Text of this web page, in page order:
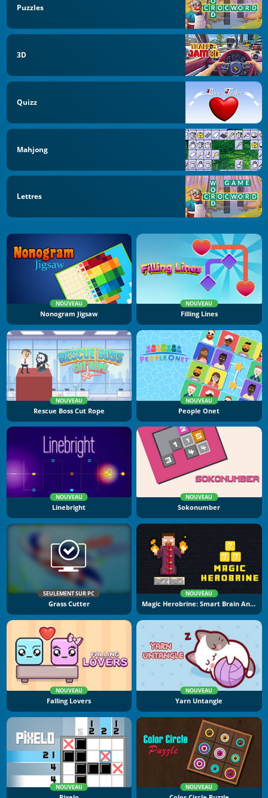
Puzzles
3D
Quizz
Mahjong
Lettres
NOUVEAU
Nonogram Jigsaw
NOUVEAU
Filling Lines
NOUVEAU
Rescue Boss Cut Rope
NOUVEAU
People Onet
NOUVEAU
Linebright
NOUVEAU
Sokonumber
SEULEMENT SUR PC
Grass Cutter
NOUVEAU
Magic Herobrine: Smart Brain And Puzzle Quest
NOUVEAU
Falling Lovers
NOUVEAU
Yarn Untangle
NOUVEAU NOUVEAU